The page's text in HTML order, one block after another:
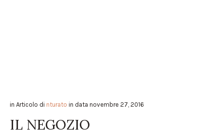
in Articolo di nturato in data novembre 27, 2016
IL NEGOZIO